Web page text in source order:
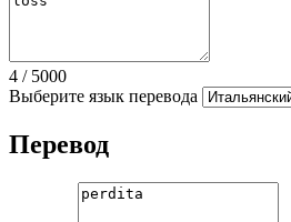
4 / 5000
Выберите язык перевода
Перевод